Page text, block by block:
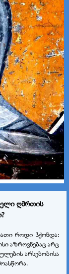
ღმრთის
როდი ჰქონდა:
აზროვნებაც არც
არსებობისა